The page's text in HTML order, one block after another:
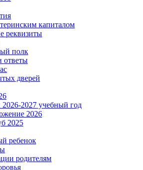
капиталом
реквизиты
полк
ответы
дверей
2027 учебный год
2026
2025
ребенок
родителям